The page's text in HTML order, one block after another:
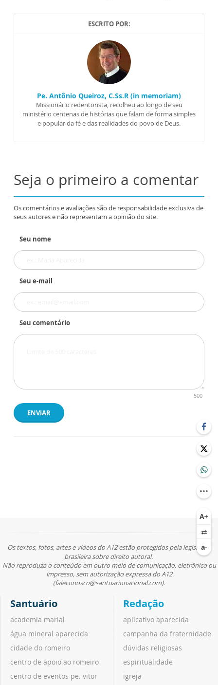
ESCRITO POR:
Pe. Antônio Queiroz, C.Ss.R (in memoriam)
Missionário redentorista, recolheu ao longo de seu
ministério centenas de histórias que falam de forma simples
e popular da fé e das realidades do povo de Deus.
Seja o primeiro a comentar
Os comentários e avaliações são de responsabilidade exclusiva de
seus autores e não representam a opinião do site.
Seu nome
Seu e-mail
Seu comentário
500
ENVIAR
Os textos, fotos, artes e vídeos do A12 estão protegidos pela legislação
brasileira sobre direito autoral.
Não reproduza o conteúdo em outro meio de comunicação, eletrônico ou
impresso, sem autorização expressa do A12
(faleconosco@santuarionacional.com).
Santuário
academia marial
água mineral aparecida
cidade do romeiro
centro de apoio ao romeiro
centro de eventos pe. vitor
Redação
aplicativo aparecida
campanha da fraternidade
dúvidas religiosas
espiritualidade
igreja